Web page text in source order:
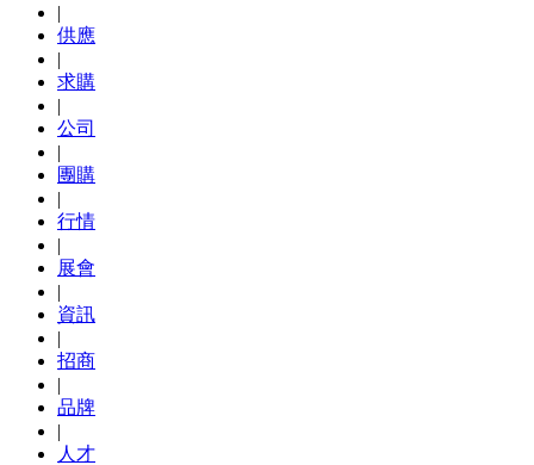
|
供應
|
求購
|
公司
|
團購
|
行情
|
展會
|
資訊
|
招商
|
品牌
|
人才